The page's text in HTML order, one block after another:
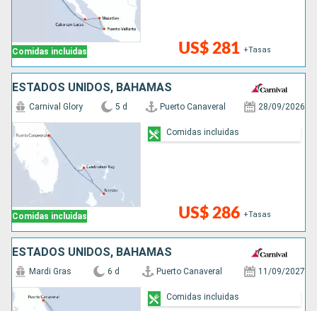
Comidas incluidas US$ 281 +Tasas
ESTADOS UNIDOS, BAHAMAS
Comidas incluidas
Carnival Glory 5 d Puerto Canaveral 28/09/2026
US$ 286 +Tasas
Comidas incluidas
ESTADOS UNIDOS, BAHAMAS
Mardi Gras 6 d Puerto Canaveral 11/09/2027
Comidas incluidas